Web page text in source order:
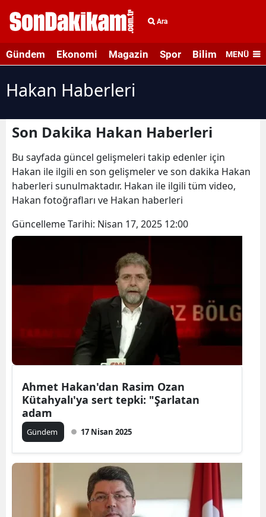
Ara
Gündem Ekonomi Magazin Spor Bilim veMENÜ
Hakan Haberleri
Son Dakika Hakan Haberleri
Bu sayfada güncel gelişmeleri takip edenler için
Hakan ile ilgili en son gelişmeler ve son dakika Hakan
haberleri sunulmaktadır. Hakan ile ilgili tüm video,
Hakan fotoğrafları ve Hakan haberleri
Güncelleme Tarihi: Nisan 17, 2025 12:00
Ahmet Hakan'dan Rasim Ozan
Kütahyalı'ya sert tepki: "Şarlatan
adam
Gündem 17 Nisan 2025